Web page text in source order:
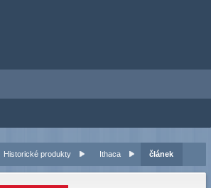
Historické produkty Ithaca článek